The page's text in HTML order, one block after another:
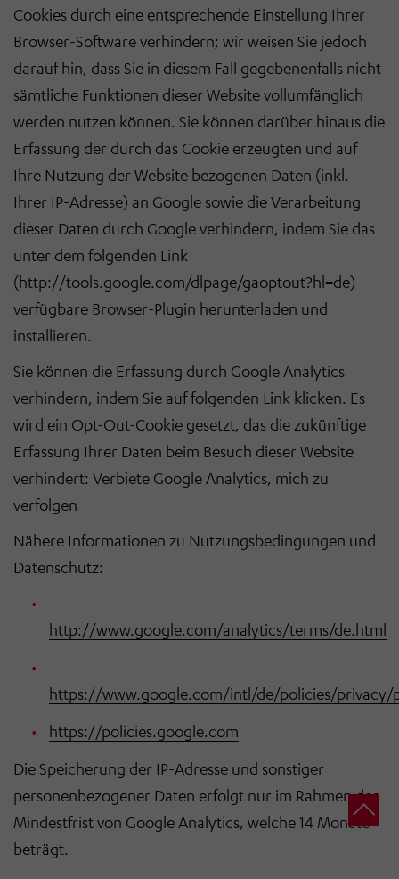
Cookies durch eine entsprechende Einstellung Ihrer
Browser-Software verhindern; wir weisen Sie jedoch
darauf hin, dass Sie in diesem Fall gegebenenfalls nicht
sämtliche Funktionen dieser Website vollumfänglich
werden nutzen können. Sie können darüber hinaus die
Erfassung der durch das Cookie erzeugten und auf
Ihre Nutzung der Website bezogenen Daten (inkl.
Ihrer IP-Adresse) an Google sowie die Verarbeitung
dieser Daten durch Google verhindern, indem Sie das
unter dem folgenden Link
(http://tools.google.com/dlpage/gaoptout?hl=de)
verfügbare Browser-Plugin herunterladen und
installieren.
Sie können die Erfassung durch Google Analytics
verhindern, indem Sie auf folgenden Link klicken. Es
wird ein Opt-Out-Cookie gesetzt, das die zukünftige
Erfassung Ihrer Daten beim Besuch dieser Website
verhindert: Verbiete Google Analytics, mich zu
verfolgen
Nähere Informationen zu Nutzungsbedingungen und
Datenschutz:
http://www.google.com/analytics/terms/de.html
https://www.google.com/intl/de/policies/privacy/
https://policies.google.com
Die Speicherung der IP-Adresse und sonstiger
personenbezogener Daten erfolgt nur im Rahmen der
Mindestfrist von Google Analytics, welche 14 Monate
beträgt.